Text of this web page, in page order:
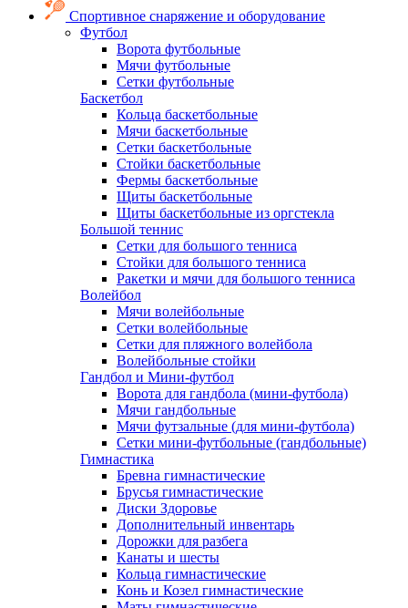
Спортивное снаряжение и оборудование
Футбол
Ворота футбольные
Мячи футбольные
Сетки футбольные
Баскетбол
Кольца баскетбольные
Мячи баскетбольные
Сетки баскетбольные
Стойки баскетбольные
Фермы баскетбольные
Щиты баскетбольные
Щиты баскетбольные из оргстекла
Большой теннис
Сетки для большого тенниса
Стойки для большого тенниса
Ракетки и мячи для большого тенниса
Волейбол
Мячи волейбольные
Сетки волейбольные
Сетки для пляжного волейбола
Волейбольные стойки
Гандбол и Мини-футбол
Ворота для гандбола (мини-футбола)
Мячи гандбольные
Мячи футзальные (для мини-футбола)
Сетки мини-футбольные (гандбольные)
Гимнастика
Бревна гимнастические
Брусья гимнастические
Диски Здоровье
Дополнительный инвентарь
Дорожки для разбега
Канаты и шесты
Кольца гимнастические
Конь и Козел гимнастические